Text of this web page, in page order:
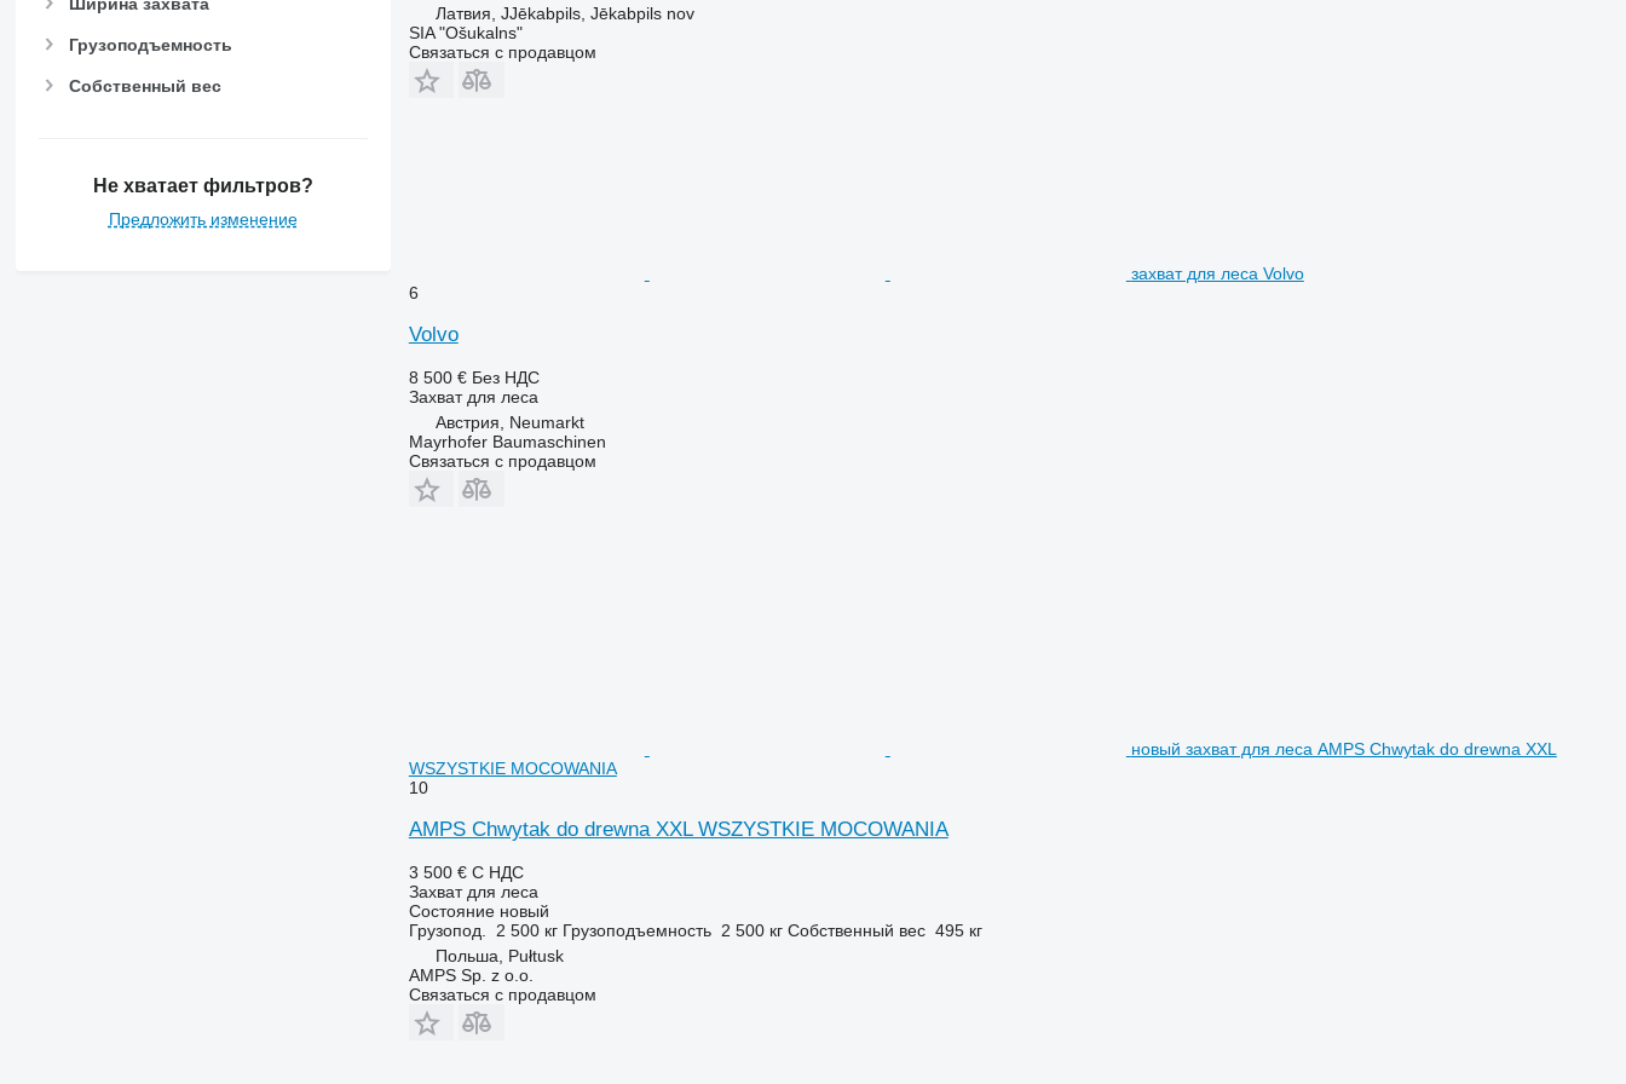
Грузоподъемность
Собственный вес
Не хватает фильтров?
Предложить изменение
Латвия, JJēkabpils, Jēkabpils nov
SIA "Ošukalns"
Связаться с продавцом
захват для леса Volvo
6
Volvo
8 500 € Без НДС
Захват для леса
Австрия, Neumarkt
Mayrhofer Baumaschinen
Связаться с продавцом
новый захват для леса AMPS Chwytak do drewna XXL
WSZYSTKIE MOCOWANIA
10
AMPS Chwytak do drewna XXL WSZYSTKIE MOCOWANIA
3 500 € С НДС
Захват для леса
Состояниеновый
Грузопод.
2 500 кг Грузоподъемность 2 500 кг Собственный вес 495 кг
Польша, Pułtusk
AMPS Sp. z o.o.
Связаться с продавцом